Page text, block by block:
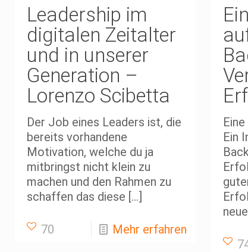
Leadership im
digitalen Zeitalter
und in unserer
Generation –
Lorenzo Scibetta
Der Job eines Leaders ist, die
bereits vorhandene
Motivation, welche du ja
mitbringst nicht klein zu
machen und den Rahmen zu
schaffen das diese […]
70 Mehr erfahren
Ein